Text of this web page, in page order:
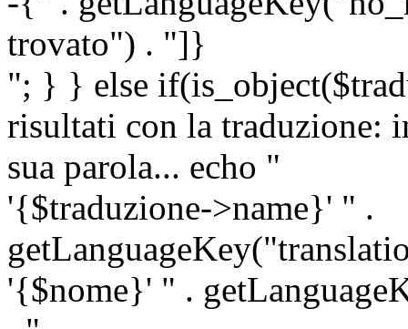
trovato") . "]}
"; } } else
risultati con la traduzione:
sua parola... echo "
'{$traduzione->name}' " .
'{$nome}' " .